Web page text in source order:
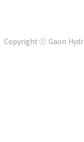
Copyright ⓒ Gaon